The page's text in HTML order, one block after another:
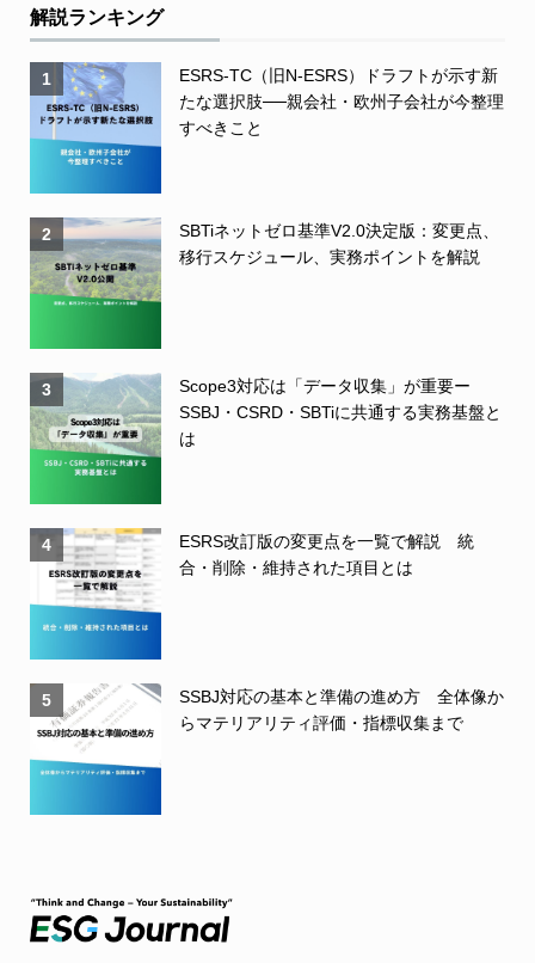
解説ランキング
1
ESRS-TC（旧N-ESRS）ドラフトが示す新
たな選択肢──親会社・欧州子会社が今整理
すべきこと
2
SBTiネットゼロ基準V2.0決定版：変更点、
移行スケジュール、実務ポイントを解説
3
Scope3対応は「データ収集」が重要ー
SSBJ・CSRD・SBTiに共通する実務基盤と
は
4
ESRS改訂版の変更点を一覧で解説 統
合・削除・維持された項目とは
5
SSBJ対応の基本と準備の進め方 全体像か
らマテリアリティ評価・指標収集まで